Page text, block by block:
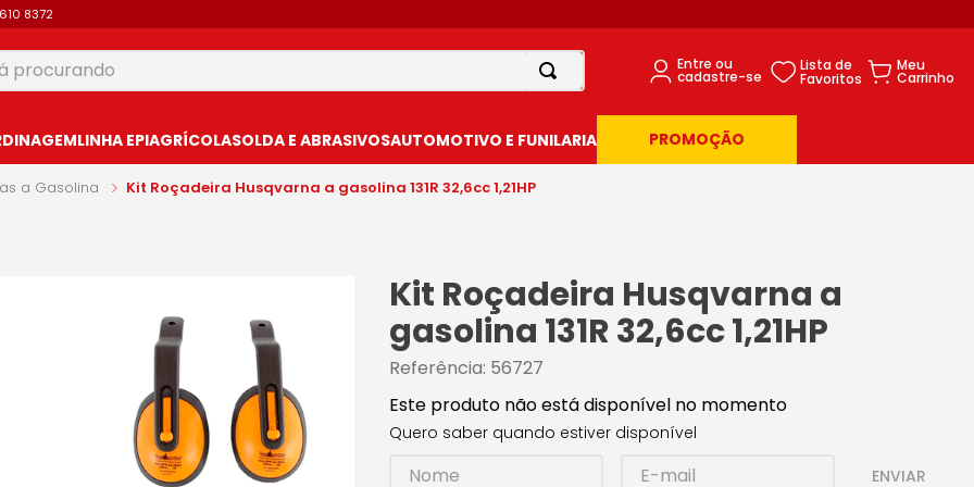
8372
LINHA EPIAGRÍCOLASOLDA E ABRASIVOSAUTOMOTIVO E FUNILARIA PROMOÇÃO
a Gasolina Kit Roçadeira Husqvarna a gasolina 131R 32,6cc 1,21HP
Kit Roçadeira Husqvarna a
gasolina 131R 32,6cc 1,21HP
Referência: 56727
Este produto não está disponível no momento
Quero saber quando estiver disponível
ENVIAR